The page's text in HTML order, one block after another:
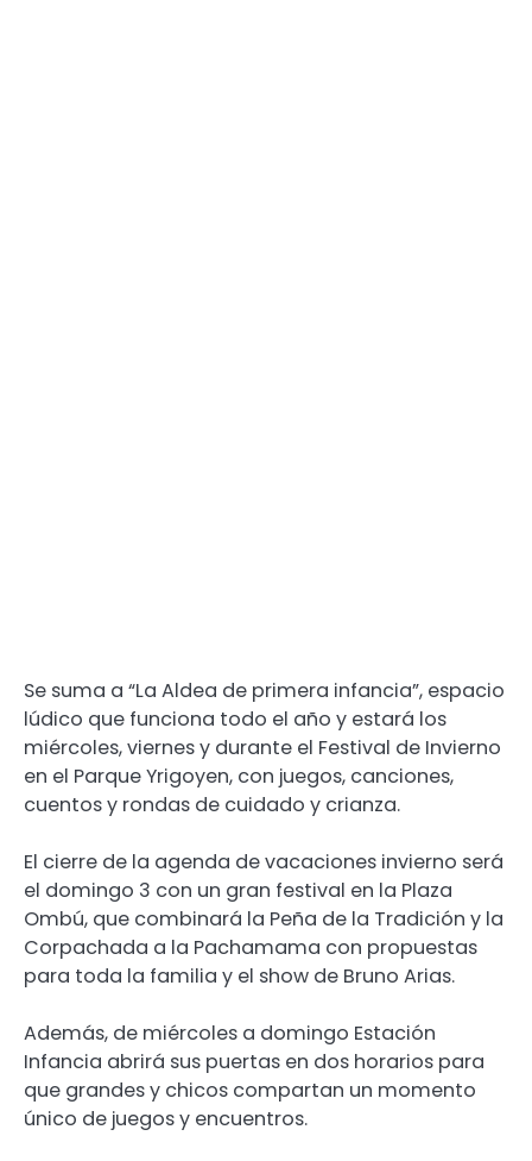
Se suma a “La Aldea de primera infancia”, espacio
lúdico que funciona todo el año y estará los
miércoles, viernes y durante el Festival de Invierno
en el Parque Yrigoyen, con juegos, canciones,
cuentos y rondas de cuidado y crianza.
El cierre de la agenda de vacaciones invierno será
el domingo 3 con un gran festival en la Plaza
Ombú, que combinará la Peña de la Tradición y la
Corpachada a la Pachamama con propuestas
para toda la familia y el show de Bruno Arias.
Además, de miércoles a domingo Estación
Infancia abrirá sus puertas en dos horarios para
que grandes y chicos compartan un momento
único de juegos y encuentros.